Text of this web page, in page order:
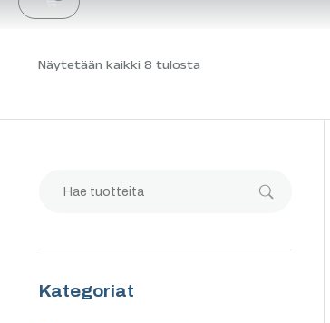
Näytetään kaikki 8 tulosta
Kategoriat